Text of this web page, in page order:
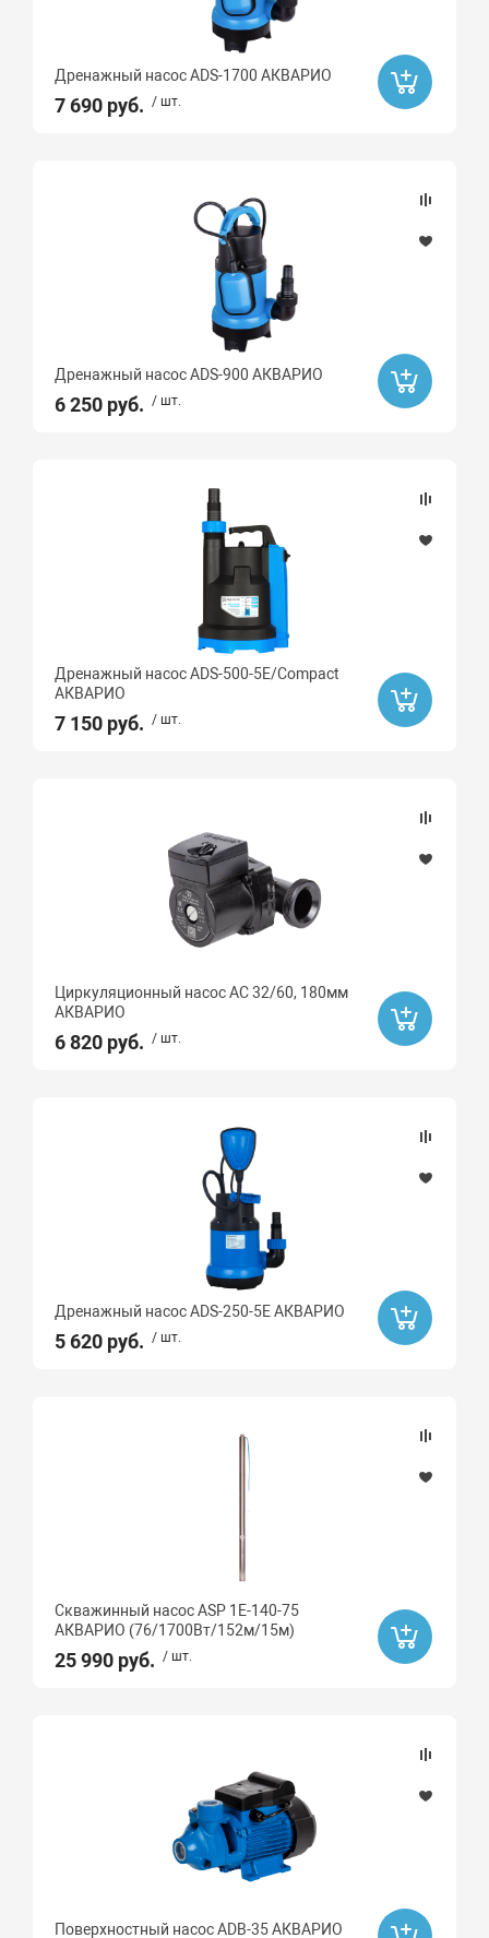
Дренажный насос ADS-1700 АКВАРИО
7 690 руб. / шт.
Дренажный насос ADS-900 АКВАРИО
6 250 руб. / шт.
Дренажный насос ADS-500-5E/Compact
АКВАРИО
7 150 руб. / шт.
Циркуляционный насос AC 32/60, 180мм
АКВАРИО
6 820 руб. / шт.
Дренажный насос ADS-250-5E АКВАРИО
5 620 руб. / шт.
Скважинный насос ASP 1E-140-75
АКВАРИО (76/1700Вт/152м/15м)
25 990 руб. / шт.
Поверхностный насос ADB-35 АКВАРИО